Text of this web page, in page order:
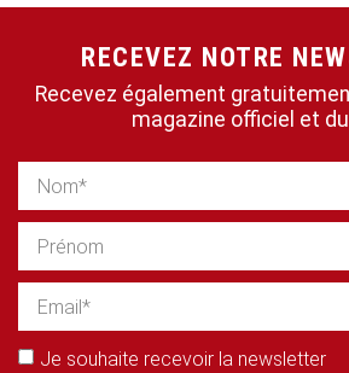
RECEVEZ NOTRE
Recevez également
magazine officiel et du
Je souhaite recevoir la newsletter